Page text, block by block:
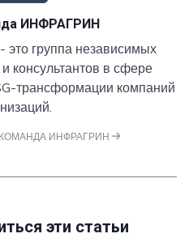
ИНФРАГРИН
группа независимых
консультантов в сфере
трансформации компаний
ИНФРАГРИН
эти статьи